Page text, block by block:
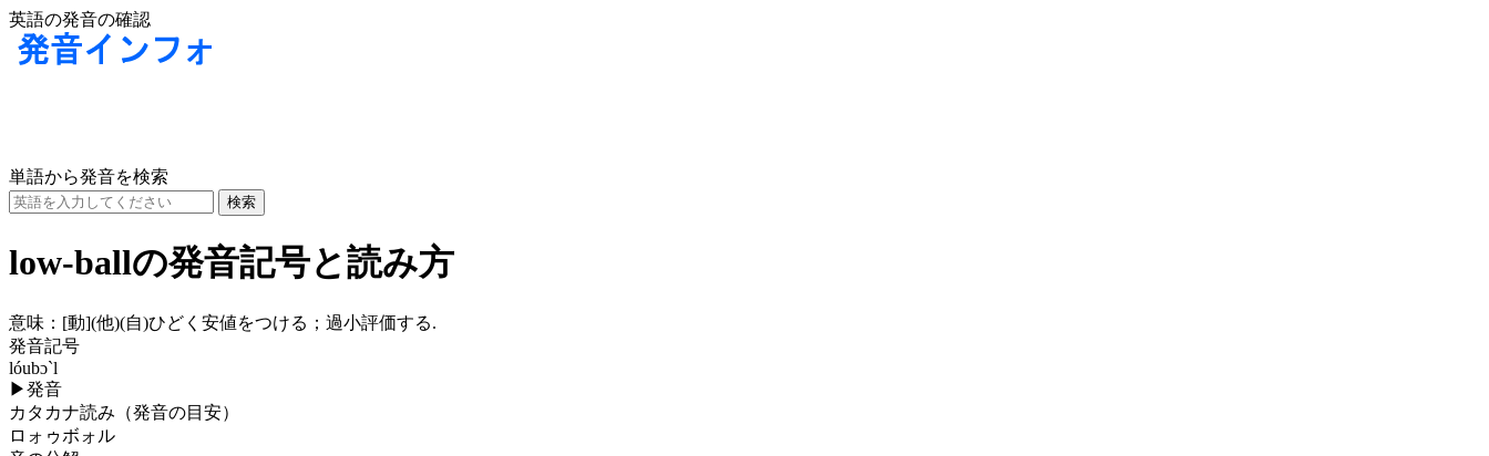
英語の発音の確認
単語から発音を検索
low-ballの発音記号と読み方
意味： [動](他)(自)ひどく安値をつける；過小評価する.
発音記号
lóubɔ`l
▶発音
カタカナ読み（発音の目安）
ロォゥボォル